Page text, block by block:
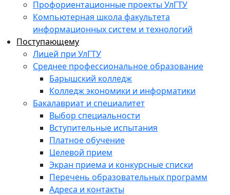
Профориентационные проекты УлГТУ
Компьютерная школа факультета
информационных систем и технологий
Поступающему
Лицей при УлГТУ
Среднее профессиональное образование
Барышский колледж
Колледж экономики и информатики
Бакалавриат и специалитет
Выбор специальности
Вступительные испытания
Платное обучение
Целевой прием
Экран приема и конкурсные списки
Перечень образовательных программ
Адреса и контакты